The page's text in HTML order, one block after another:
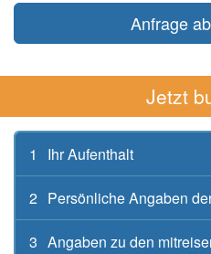
Anfrage
Jetzt
1 Ihr Aufenthalt
2 Persönliche Angaben
3 Angaben zu den